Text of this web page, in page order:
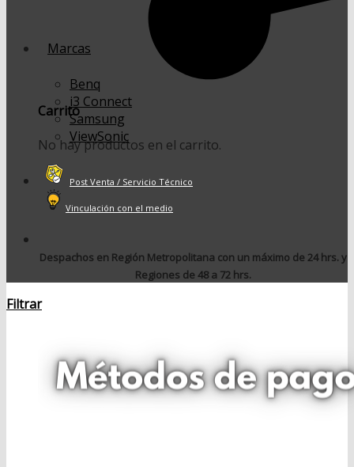
Carrito
No hay productos en el carrito.
Marcas
Benq
i3 Connect
Samsung
ViewSonic
Post Venta / Servicio Técnico
Vinculación con el medio
Despachos en Región Metropolitana con un máximo de 24 hrs. y
Regiones de 48 a 72 hrs.
Filtrar